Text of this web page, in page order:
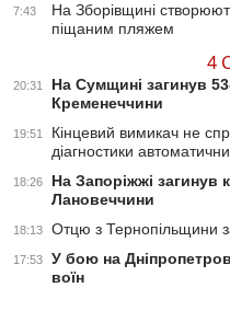
7:43
На Зборівщині
піщаним пляжем
4
20:31
На Сумщині загинув
Кременеччини
19:51
Кінцевий вимикач не
діагностики
18:26
На Запоріжжі загинув
Лановеччини
18:13 Отцю з Тернопільщини
17:53
У бою на
воїн